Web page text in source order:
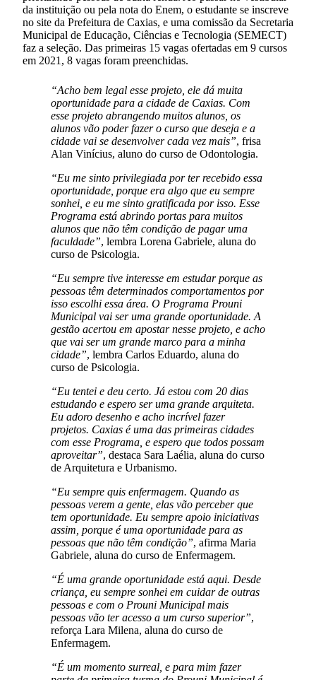
da instituição ou pela nota do Enem, o estudante se inscreve
no site da Prefeitura de Caxias, e uma comissão da Secretaria
Municipal de Educação, Ciências e Tecnologia (SEMECT)
faz a seleção. Das primeiras 15 vagas ofertadas em 9 cursos
em 2021, 8 vagas foram preenchidas.
“Acho bem legal esse projeto, ele dá muita
oportunidade para a cidade de Caxias. Com
esse projeto abrangendo muitos alunos, os
alunos vão poder fazer o curso que deseja e a
cidade vai se desenvolver cada vez mais”, frisa
Alan Vinícius, aluno do curso de Odontologia.
“Eu me sinto privilegiada por ter recebido essa
oportunidade, porque era algo que eu sempre
sonhei, e eu me sinto gratificada por isso. Esse
Programa está abrindo portas para muitos
alunos que não têm condição de pagar uma
faculdade”, lembra Lorena Gabriele, aluna do
curso de Psicologia.
“Eu sempre tive interesse em estudar porque as
pessoas têm determinados comportamentos por
isso escolhi essa área. O Programa Prouni
Municipal vai ser uma grande oportunidade. A
gestão acertou em apostar nesse projeto, e acho
que vai ser um grande marco para a minha
cidade”, lembra Carlos Eduardo, aluna do
curso de Psicologia.
“Eu tentei e deu certo. Já estou com 20 dias
estudando e espero ser uma grande arquiteta.
Eu adoro desenho e acho incrível fazer
projetos. Caxias é uma das primeiras cidades
com esse Programa, e espero que todos possam
aproveitar”, destaca Sara Laélia, aluna do curso
de Arquitetura e Urbanismo.
“Eu sempre quis enfermagem. Quando as
pessoas verem a gente, elas vão perceber que
tem oportunidade. Eu sempre apoio iniciativas
assim, porque é uma oportunidade para as
pessoas que não têm condição”, afirma Maria
Gabriele, aluna do curso de Enfermagem.
“É uma grande oportunidade está aqui. Desde
criança, eu sempre sonhei em cuidar de outras
pessoas e com o Prouni Municipal mais
pessoas vão ter acesso a um curso superior”,
reforça Lara Milena, aluna do curso de
Enfermagem.
“É um momento surreal, e para mim fazer